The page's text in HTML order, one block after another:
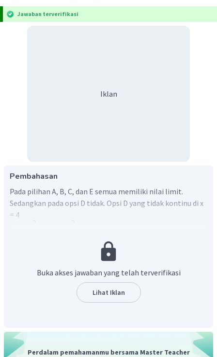
Jawaban terverifikasi
Iklan
Pembahasan
Pada pilihan A, B, C, dan E semua memiliki nilai limit.
Sedangkan pada opsi D tidak. Opsi D yang tidak kontinu di x
= 4
Buka akses jawaban yang telah terverifikasi
Lihat Iklan
Perdalam pemahamanmu bersama Master Teacher